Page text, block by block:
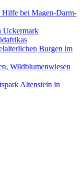
Hilfe bei Magen-Darm-
Uckermark
Burgen im
Wildblumenwiesen
Altenstein in